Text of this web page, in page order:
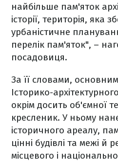
найбільше пам'яток
історії, територія, яка
урбаністичне
перелік пам'яток", –
посадовиця.
За її словами,
Історико-
окрім досить об'ємної
кресленик. У ньому
історичного ареалу,
цінні будівлі та межі
місцевого і